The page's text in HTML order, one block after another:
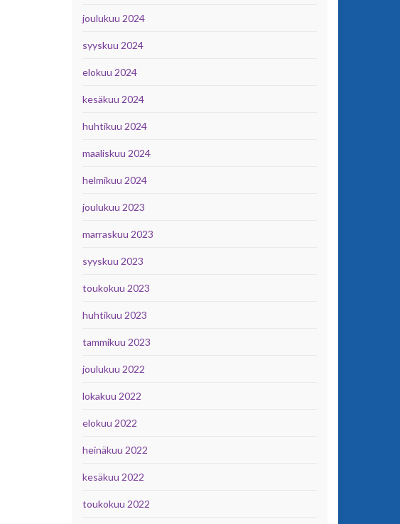
joulukuu 2024
syyskuu 2024
elokuu 2024
kesäkuu 2024
huhtikuu 2024
maaliskuu 2024
helmikuu 2024
joulukuu 2023
marraskuu 2023
syyskuu 2023
toukokuu 2023
huhtikuu 2023
tammikuu 2023
joulukuu 2022
lokakuu 2022
elokuu 2022
heinäkuu 2022
kesäkuu 2022
toukokuu 2022